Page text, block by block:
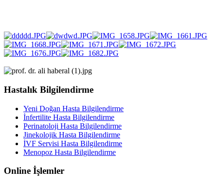
Hastalık Bilgilendirme
Yeni Doğan Hasta Bilgilendirme
İnfertilite Hasta Bilgilendirme
Perinatoloji Hasta Bilgilendirme
Jinekolojik Hasta Bilgilendirme
İVF Servisi Hasta Bilgilendirme
Menopoz Hasta Bilgilendirme
Online İşlemler